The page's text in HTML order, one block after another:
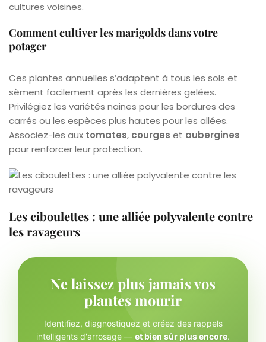
cultures voisines.
Comment cultiver les marigolds dans votre
potager
Ces plantes annuelles s’adaptent à tous les sols et
sèment facilement après les dernières gelées.
Privilégiez les variétés naines pour les bordures des
carrés ou les espèces plus hautes pour les allées.
Associez-les aux tomates, courges et aubergines
pour renforcer leur protection.
Les ciboulettes : une alliée polyvalente contre
les ravageurs
Ne laissez plus jamais vos
plantes mourir
Identifiez, diagnostiquez et créez des rappels
intelligents d'arrosage — et bien sûr plus encore.